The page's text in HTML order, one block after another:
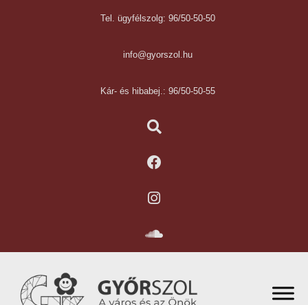
Tel. ügyfélszolg: 96/50-50-50
info@gyorszol.hu
Kár- és hibabej.: 96/50-50-55